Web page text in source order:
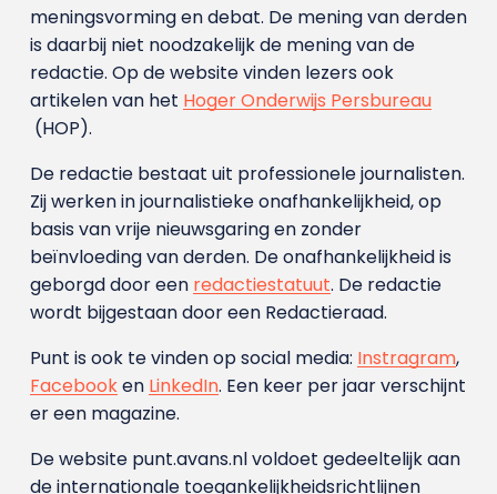
meningsvorming en debat. De mening van derden
is daarbij niet noodzakelijk de mening van de
redactie. Op de website vinden lezers ook
artikelen van het Hoger Onderwijs Persbureau
(HOP).
De redactie bestaat uit professionele journalisten.
Zij werken in journalistieke onafhankelijkheid, op
basis van vrije nieuwsgaring en zonder
beïnvloeding van derden. De onafhankelijkheid is
geborgd door een redactiestatuut. De redactie
wordt bijgestaan door een Redactieraad.
Punt is ook te vinden op social media: Instragram,
Facebooken LinkedIn. Een keer per jaar verschijnt
er een magazine.
De website punt.avans.nl voldoet gedeeltelijk aan
de internationale toegankelijkheidsrichtlijnen